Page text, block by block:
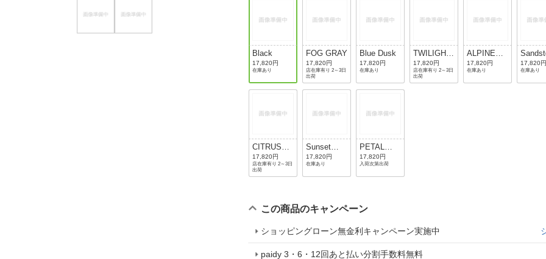
Black
17,820円
在庫あり
FOG GRAY
17,820円
店在庫有り 2～3日
出荷
Blue Dusk
17,820円
在庫あり
TWILIGHT
BLUE
17,820円
店在庫有り 2～3日
出荷
ALPINE
SAGE
17,820円
在庫あり
17,820円
在庫あり
CITRUS
YELLOW
17,820円
店在庫有り 2～3日
出荷
Sunset
Peach
17,820円
在庫あり
PETAL
PINK
17,820円
入荷次第出荷
この商品のキャンペーン
ショッピングローン無金利キャンペーン実施中
paidy 3・6・12回あと払い分割手数料無料